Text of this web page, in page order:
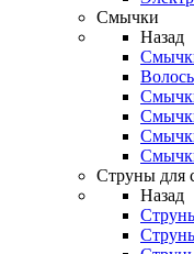
Смычки
Назад
Струны для
Назад